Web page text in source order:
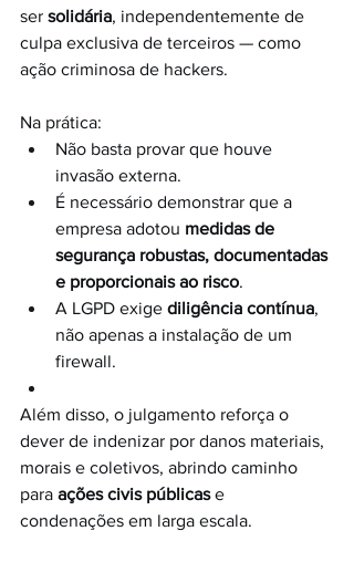
ser solidária, independentemente de
culpa exclusiva de terceiros — como
ação criminosa de hackers.
Na prática:
Não basta provar que houve
invasão externa.
É necessário demonstrar que a
empresa adotou medidas de
segurança robustas, documentadas
e proporcionais ao risco.
A LGPD exige diligência contínua,
não apenas a instalação de um
firewall.
Além disso, o julgamento reforça o
dever de indenizar por danos materiais,
morais e coletivos, abrindo caminho
para ações civis públicas e
condenações em larga escala.